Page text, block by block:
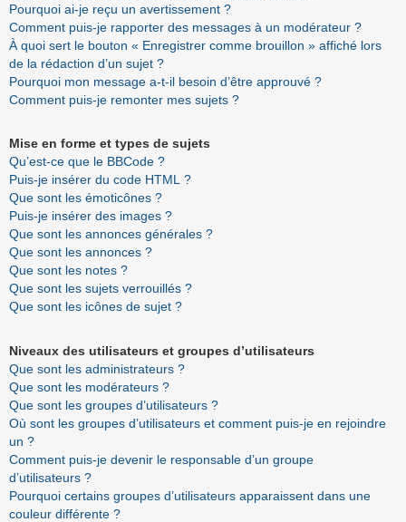
Pourquoi ai-je reçu un avertissement ?
Comment puis-je rapporter des messages à un modérateur ?
À quoi sert le bouton « Enregistrer comme brouillon » affiché lors
de la rédaction d’un sujet ?
Pourquoi mon message a-t-il besoin d’être approuvé ?
Comment puis-je remonter mes sujets ?
Mise en forme et types de sujets
Qu’est-ce que le BBCode ?
Puis-je insérer du code HTML ?
Que sont les émoticônes ?
Puis-je insérer des images ?
Que sont les annonces générales ?
Que sont les annonces ?
Que sont les notes ?
Que sont les sujets verrouillés ?
Que sont les icônes de sujet ?
Niveaux des utilisateurs et groupes d’utilisateurs
Que sont les administrateurs ?
Que sont les modérateurs ?
Que sont les groupes d’utilisateurs ?
Où sont les groupes d’utilisateurs et comment puis-je en rejoindre
un ?
Comment puis-je devenir le responsable d’un groupe
d’utilisateurs ?
Pourquoi certains groupes d’utilisateurs apparaissent dans une
couleur différente ?